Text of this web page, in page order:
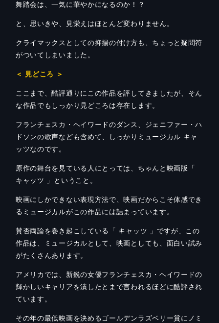
舞踏会は、一気に華やかになるのか！？
と、思いきや、見栄えはほとんど変わりません。
クライマックスとしての抑揚の付け方も、ちょっと疑問符
がついてしまいました。
＜ 見どころ ＞
ここまで、酷評通りにこの作品を評してきましたが、そん
な作品でもしっかり見どころは存在します。
フランチェスカ・ヘイワードのダンス、ジェニファー・ハ
ドソンの歌声なども含めて、しっかりミュージカル キャ
ッツなのです。
原作の舞台を見ている人にとっては、ちゃんと映画版「
キャッツ 」ということ。
映画にしかできない表現方法で、映画だからこそ体感でき
るミュージカルがこの作品には詰まっています。
賛否両論を巻き起こしている「 キャッツ 」ですが、この
作品は、ミュージカルとして、映画としても、面白い試み
がたくさんあります。
アメリカでは、新鋭の女優フランチェスカ・ヘイワードの
輝かしいキャリアを潰したとまで言われるほどに酷評され
ています。
その年の最低映画を決めるゴールデンラズベリー賞にノミ